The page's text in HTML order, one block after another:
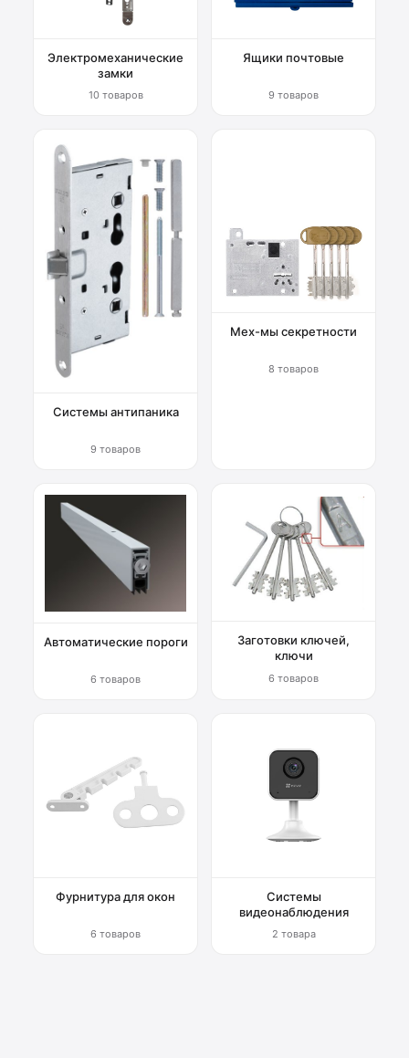
Электромеханические
замки
10 товаров
Ящики почтовые
9 товаров
Системы антипаника
9 товаров
Мех-мы секретности
8 товаров
Автоматические пороги
6 товаров
Заготовки ключей,
ключи
6 товаров
Фурнитура для окон
6 товаров
Системы
видеонаблюдения
2 товара